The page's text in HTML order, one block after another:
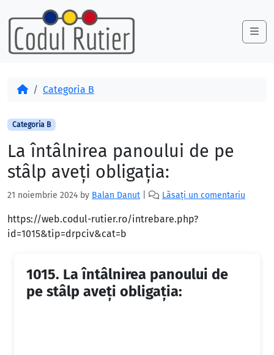
Skip to content
Skip to footer
AcasăCategoria B
Categoria B
La întâlnirea panoului de pe
stâlp aveţi obligaţia:
21 noiembrie 2024 by Balan Danut Lăsați un comentariu
https://web.codul-rutier.ro/intrebare.php?
id=1015&tip=drpciv&cat=b
1015. La întâlnirea panoului de
pe stâlp aveţi obligaţia: